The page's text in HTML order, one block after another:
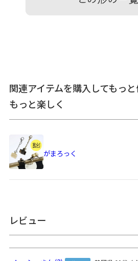
加わると口金が開きやすくなります。快
に、付属のがまろっくをご利用ください
ります。※手づくりのため個体差があり
モニター環境によって実際の色と異なっ
あらかじめご了承ください。
ズ
詳
細
幅22.5cm ／ 背面ファスナー：23.5cm ／
3.8cm、長さ約54～102.5cm（パーツ含
2cm、横幅1.7cm、奥行き1.8cm、チェ
／ ＜内容量＞ 11L ／ ＜重さ＞ 600g（
関連アイテムを購入してもっと
もっと楽しく
がまろっく
レビュー